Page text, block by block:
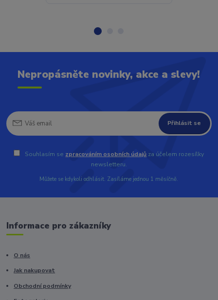
Nepropásněte novinky, akce a slevy!
Přihlásit se
Souhlasím se zpracováním osobních údajů za účelem rozesílky
newsletteru.
Můžete se kdykoli odhlásit. Zasíláme jednou 1 měsíčně.
Informace pro zákazníky
O nás
Jak nakupovat
Obchodní podmínky